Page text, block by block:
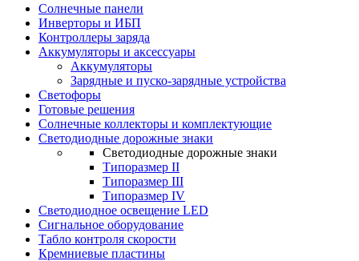
Солнечные панели
Инверторы и ИБП
Контроллеры заряда
Аккумуляторы и аксессуары
Аккумуляторы
Зарядные и пуско-зарядные устройства
Светофоры
Готовые решения
Солнечные коллекторы и комплектующие
Светодиодные дорожные знаки
Светодиодные дорожные знаки
Типоразмер II
Типоразмер III
Типоразмер IV
Светодиодное освещение LED
Сигнальное оборудование
Табло контроля скорости
Кремниевые пластины